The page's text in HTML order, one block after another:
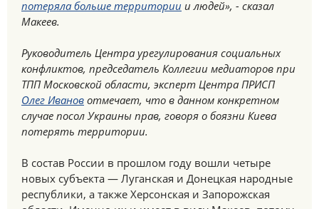
потеряла больше территории и людей», - сказал
Макеев.
Руководитель Центра урегулирования социальных
конфликтов, председатель Коллегии медиаторов при
ТПП Московской области, эксперт Центра ПРИСП
Олег Иванов отмечает, что в данном конкретном
случае посол Украины прав, говоря о боязни Киева
потерять территории.
В состав России в прошлом году вошли четыре
новых субъекта — Луганская и Донецкая народные
республики, а также Херсонская и Запорожская